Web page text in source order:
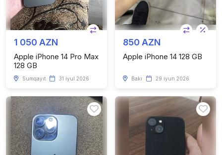
1 050 AZN
Apple iPhone 14 Pro Max
128 GB
Sumqayıt 31 iyul 2026
850 AZN
Apple iPhone 14 128 GB
Bakı 29 iyun 2026